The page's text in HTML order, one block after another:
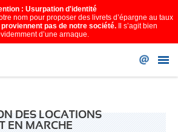
: Usurpation d'identité
nom pour proposer des livrets d’épargne au taux
pas de notre société.Il s’agit bien
d’une arnaque.
DES LOCATIONS
EN MARCHE